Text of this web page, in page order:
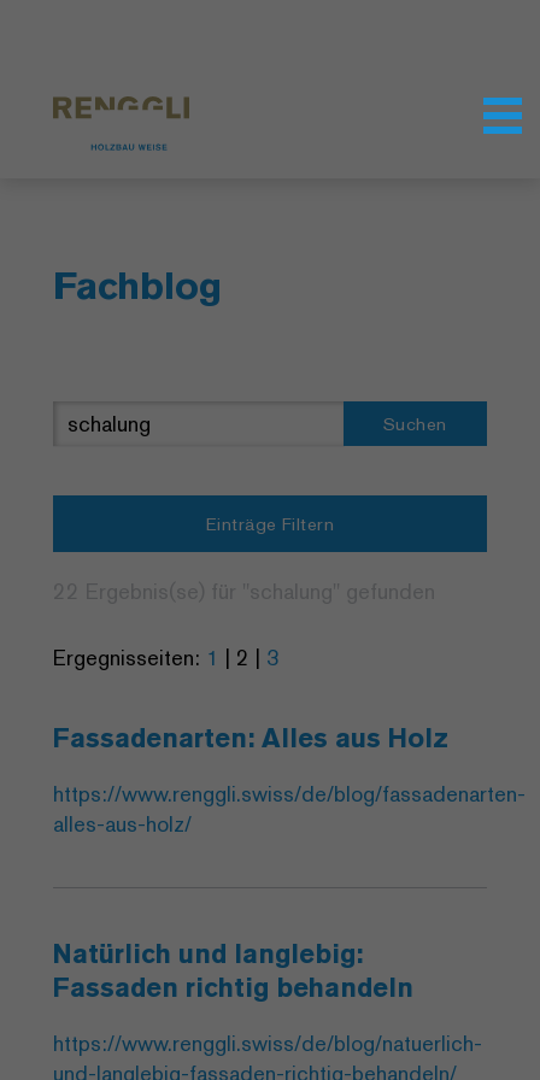
Fachblog
Suchen
Einträge Filtern
Ergegnisseiten: 1 | 2 | 3
Fassadenarten: Alles aus Holz
https://www.renggli.swiss/de/blog/fassadenarten-
alles-aus-holz/
Natürlich und langlebig:
Fassaden richtig behandeln
https://www.renggli.swiss/de/blog/natuerlich-
und-langlebig-fassaden-richtig-behandeln/